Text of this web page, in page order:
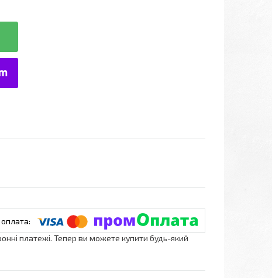
платежі. Тепер ви можете купити будь-який